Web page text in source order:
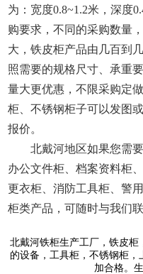
为：宽度0.8~1.2米，深度
购要求，不同的采购数量
大，铁皮柜产品由几百到
照需要的规格尺寸、承重
量大更优惠，不限采购定
柜、不锈钢柜子可以发图
报价。
北戴河地区如果您需要
办公文件柜、档案资料柜
更衣柜、消防工具柜、警
柜类产品，可随时与我们
北戴河铁柜生产工厂，铁皮
的设备，工具柜，不锈钢柜
加合格。